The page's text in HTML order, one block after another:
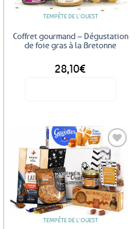
TEMPÊTE DE L'OUEST
Coffret gourmand – Dégustation
de foie gras à la Bretonne
28,10€
Ajouter
aux
favoris
TEMPÊTE DE L'OUEST